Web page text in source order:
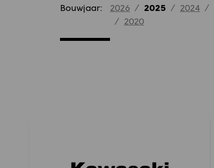
Bouwjaar: 2026 / 2025 / 2024 /
/ 2020